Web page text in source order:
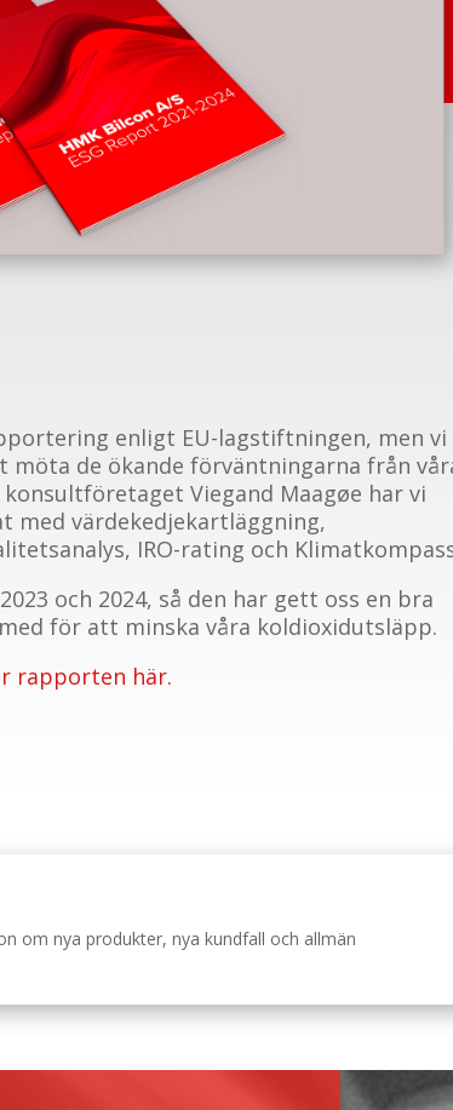
enligt EU-lagstiftningen, men vi
de ökande förväntningarna från
Viegand Maagøe har vi
värdekedjekartläggning,
IRO-rating och
och 2024, så den har gett oss en bra
för att minska våra koldioxidutsläpp.
rapporten här.
om nya produkter, nya kundfall och allmän